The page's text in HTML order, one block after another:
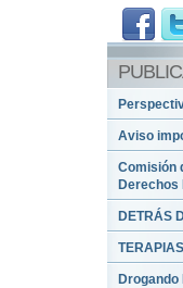
Aviso
Comisión
Derechos
DETRÁS
Drogando